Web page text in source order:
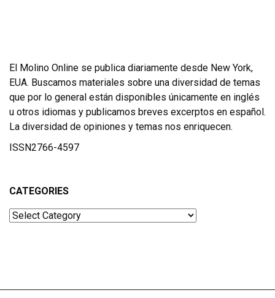
El Molino Online se publica diariamente desde New York,
EUA. Buscamos materiales sobre una diversidad de temas
que por lo general están disponibles únicamente en inglés
u otros idiomas y publicamos breves excerptos en español.
La diversidad de opiniones y temas nos enriquecen.
ISSN2766-4597
CATEGORIES
Categories